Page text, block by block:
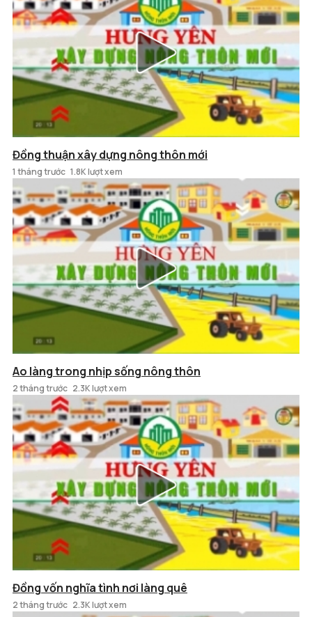
Đồng thuận xây dựng nông thôn mới
1 tháng trước 1.8K lượt xem
Ao làng trong nhịp sống nông thôn
2 tháng trước 2.3K lượt xem
Đồng vốn nghĩa tình nơi làng quê
2 tháng trước 2.3K lượt xem